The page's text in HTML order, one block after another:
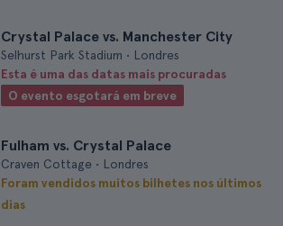
Crystal Palace vs. Manchester City
Selhurst Park Stadium • Londres
Esta é uma das datas mais procuradas
O evento esgotará em breve
Fulham vs. Crystal Palace
Craven Cottage • Londres
Foram vendidos muitos bilhetes nos últimos
dias